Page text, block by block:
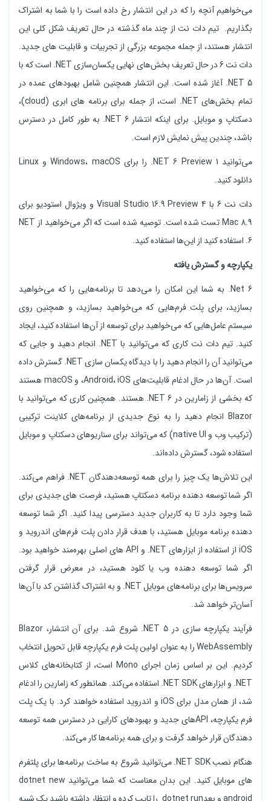
می‌خواهیم آنچه را که در این انتشار رخ داده است را با شما به اشتراک
بگذاریم. تیم دات نت از چند ماه گذشته در حال تعریف شکل کلی این
انتشار هستند، از جمله مجموعه بزرگی از تجربیات و قابلیت ‌های جدید.
دات نت 6 در حال تعریف بخش‌های نهایی یکسان‌سازی NET. است که با
NET 5. آغاز شده است. این انتشار همچنین شامل بهبودهای عمده در
تمام بخش‌های NET. است، از جمله برای برنامه های ابری (cloud)،
دسکتاپ و موبایل. برای اینکه انتشار NET 6. به طور کامل در دسترس
باشد، چندین پیش‌ نمایش لازم است.
می‌توانید NET 6 Preview 1. را برای Windows، macOS و Linux
دانلود کنید.
دات نت 6 با Visual Studio 16.9 Preview 4 و ویژوال استودیو برای
Mac 8.9 تست شده است. توصیه شده است که اگر می‌خواهید از NET
6. استفاده کنید از این‌ها استفاده کنید.
یکپارچه و گسترش یافته
Net 6. به شما این امکان را می‌دهد تا برنامه‌هایی را که می‌خواهید
بسازید،‌ برای پلت فرم‌هایی که می‌خواهید بسازید، و همچنین روی
سیستم عامل‌هایی که می‌خواهید برای توسعه از آن‌ها استفاده کنید، ایجاد
کنید. تیم دات نت کاری که می‌توانید با NET. انجام دهید و جایی که
می‌توانید آن را انجام دهید را با دیدگاه یکسان سازی NET. گسترش داده
است. آن‌ها در حال ادغام قابلیت‌های Android، iOS، و macOS هستند
که بخشی از زامارین در NET 6. هستند. همچنین کاری که می‌توانید با
Blazor انجام دهید را به نوع جدیدی از برنامه‌های کلاینت ترکیبی
(ترکیب وب و native UI) که می‌تواند برای سناریوهای دسکتاپ و موبایل
استفاده شود، گسترش داده‌اند.
این تلاش‌ها یک چیز را برای همه توسعه‌دهندگان NET. فراهم می‌کند.
اگر شما توسعه‌ دهنده برنامه دسکتاپ هستید، فرصت های جدیدی برای
شما وجود دارد تا به کاربران جدید دسترسی پیدا کنید. اگر شما توسعه
دهنده برنامه موبایل هستید، با هدف قرار دادن پلت فرم‌های اندروید و
iOS از استفاده از ابزارهای NET. و API های اصلی بهره‌مند خواهید بود.
اگر شما توسعه دهنده وب یا کلود هستید، در معرض قرار گرفتن
سرویس‌ها برای برنامه‌های موبایل NET. و به اشتراک گذاشتن کد با آن‌ها
آسان‌تر خواهد شد.
فرآیند یکپارچه سازی در NET 5. شروع شد. برای آن انتشار، Blazor
WebAssembly را به عنوان اولین پلت فرم یکپارچه قابل تحویل انتخاب
کردیم. این بر اساس زمان اجرای Mono است، از کتابخانه‌های کلاس
NET. و ابزارهای NET SDK. استفاده می‌کند. همانطور که زامارین را ادغام
شد، از همان مدل برای iOS و اندروید استفاده خواهند کرد. با یک پلت
فرم یکپارچه، APIهای جدید و بهبودهای کارایی در دسترس همه توسعه
دهندگان قرار خواهد گرفت و برای همه برنامه‌ها کار می‌کند.
هنگام نصب NET SDK. می‌توانید شروع به ساخت برنامه‌ها برای پلتفرم
های موبایل کنید. این بدان معناست که شما می‌توانید dotnet new